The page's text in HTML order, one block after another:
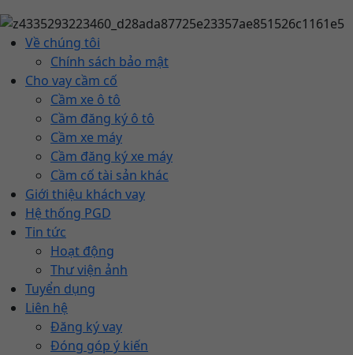
Về chúng tôi
Chính sách bảo mật
Cho vay cầm cố
Cầm xe ô tô
Cầm đăng ký ô tô
Cầm xe máy
Cầm đăng ký xe máy
Cầm cố tài sản khác
Giới thiệu khách vay
Hệ thống PGD
Tin tức
Hoạt động
Thư viện ảnh
Tuyển dụng
Liên hệ
Đăng ký vay
Đóng góp ý kiến